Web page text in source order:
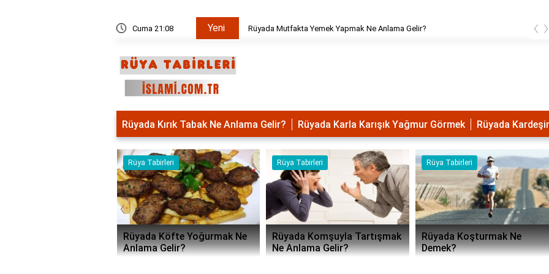
Cuma 21:08 Yeni
Yemek Yapmak Ne Anlama Gelir? Rüyada namaz kılarken görmek ne anlama? ‹ ›
Rüyada Kırık Tabak Ne Anlama Gelir? Rüyada Karla Karışık Yağmur Görmek Rüyada
Köfte Yoğurmak Ne
Rüya Tabirleri
Rüyada Komşuyla Tartışmak
Ne Anlama Gelir?
Rüya Tabirleri
Rüyada Koşturmak Ne
Demek?
Rüya Tabirleri
Rüyada Köpek
Görmek Ne Anlama
‹